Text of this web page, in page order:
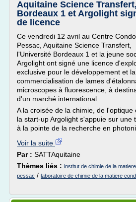
Aquitaine Science
Bordeaux 1 et Argolight
de licence
Ce vendredi 12 avril au Centre
Pessac, Aquitaine Science Transfert,
l'Université Bordeaux 1 et la jeune
Argolight ont signé une licence
exclusive pour le développement et la
commercialisation de lames
microscopes à fluorescence, à
d'un marché international.
A la croisée de la chimie, de l'optique
la start-up Argolight s'appuie sur une
à la pointe de la recherche en
Voir la suite
Par : SATTAquitaine
Thèmes liés : institut de chimie de la
pessac / laboratoire de chimie de la matiere